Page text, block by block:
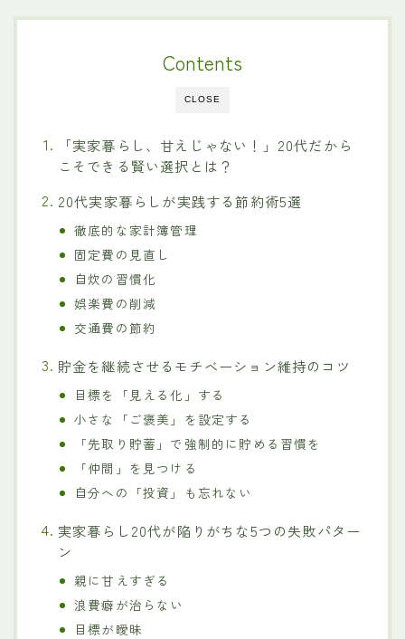
CLOSE
Contents
「実家暮らし、甘えじゃない！」20代だから
こそできる賢い選択とは？
20代実家暮らしが実践する節約術5選
徹底的な家計簿管理
固定費の見直し
自炊の習慣化
娯楽費の削減
交通費の節約
貯金を継続させるモチベーション維持のコツ
目標を「見える化」する
小さな「ご褒美」を設定する
「先取り貯蓄」で強制的に貯める習慣を
「仲間」を見つける
自分への「投資」も忘れない
実家暮らし20代が陥りがちな5つの失敗パター
ン
親に甘えすぎる
浪費癖が治らない
目標が曖昧